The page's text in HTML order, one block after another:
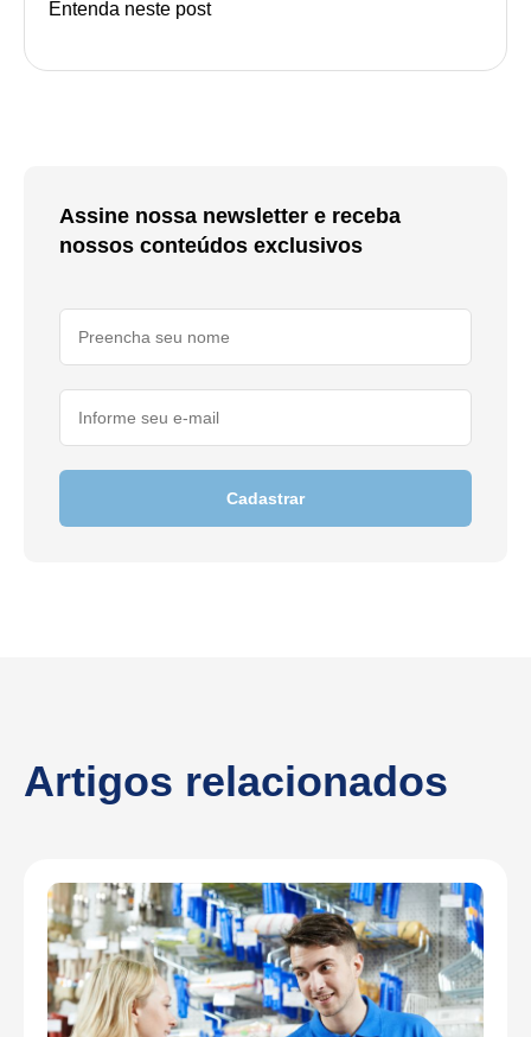
Entenda neste post
Assine nossa newsletter e receba
nossos conteúdos exclusivos
Cadastrar
Artigos relacionados